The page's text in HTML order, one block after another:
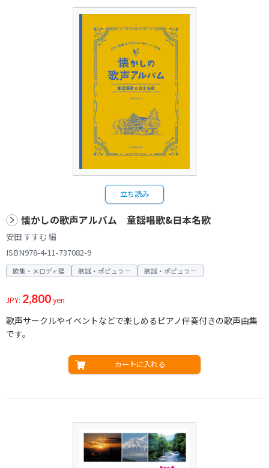
立ち読み
懐かしの歌声アルバム 童謡唱歌&日本名歌
安田 すすむ 編
ISBN978-4-11-737082-9
歌集・メロディ譜 歌謡・ポピュラー 歌謡・ポピュラー
JPY: 2,800yen
歌声サークルやイベントなどで楽しめるピアノ伴奏付きの歌声曲集
です。
カートに入れる